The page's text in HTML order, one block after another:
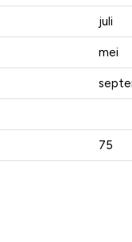
juli
mei
75